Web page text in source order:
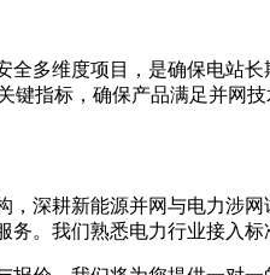
全多维度项目，是确保电站
键指标，确保产品满足并网
，深耕新能源并网与电力涉
。我们熟悉电力行业接入